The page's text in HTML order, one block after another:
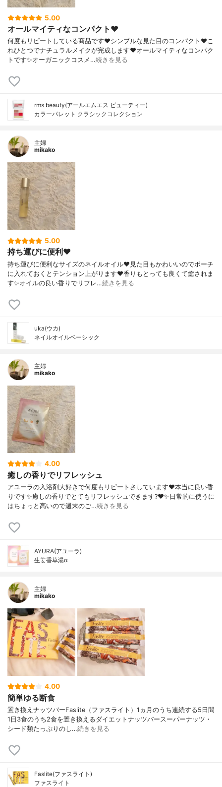
5.00
オールマイティなコンパクト❤️
何度もリピートしている商品です❤️シンプルな見た目のコンパクト❤️こ
れひとつでナチュラルメイクが完成します❤️オールマイティなコンパク
トです✨オーガニックコスメ…続きを見る
rms beauty(アールエムエス ビューティー)
カラーパレット クラシックコレクション
主婦
mikako
5.00
持ち運びに便利❤️
持ち運びに便利なサイズのネイルオイル❤️見た目もかわいいのでポーチ
に入れておくとテンション上がります❤️香りもとっても良くて癒されま
す✨オイルの良い香りでリフレ…続きを見る
uka(ウカ)
ネイルオイルベーシック
主婦
mikako
4.00
癒しの香りでリフレッシュ
アユーラの入浴剤大好きで何度もリピートさしています❤️本当に良い香
りです✨癒しの香りでとてもリフレッシュできます?❤️✨日常的に使うに
はちょっと高いので週末のご…続きを見る
AYURA(アユーラ)
生姜香草湯α
主婦
mikako
4.00
簡単ゆる断食
置き換えナッツバーFaslite（ファスライト）1ヵ月のうち連続する5日間
1日3食のうち2食を置き換えるダイエットナッツバースーパーナッツ・
シード類たっぷりのし…続きを見る
Faslite(ファスライト)
ファスライト